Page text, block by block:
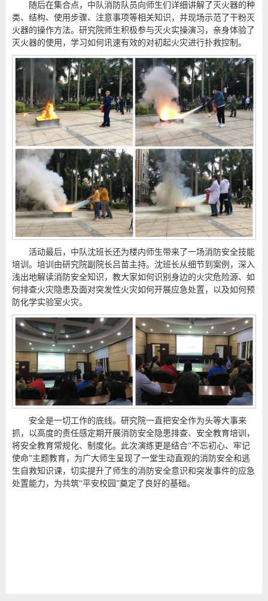
随后在集合点，中队消防队员向师生们详细讲解了灭火器的种
类、结构、使用步骤、注意事项等相关知识，并现场示范了干粉灭
火器的操作方法。研究院师生积极参与灭火实操演习，亲身体验了
灭火器的使用，学习如何讯速有效的对初起火灾进行扑救控制。
活动最后，中队沈班长还为楼内师生带来了一场消防安全技能
培训。培训由研究院副院长吕苗主持。沈班长从细节到案例，深入
浅出地解读消防安全知识，教大家如何识别身边的火灾危险源、如
何排查火灾隐患及面对突发性火灾如何开展应急处置，以及如何预
防化学实验室火灾。
安全是一切工作的底线。研究院一直把安全作为头等大事来
抓，以高度的责任感定期开展消防安全隐患排查、安全教育培训，
将安全教育常规化、制度化。此次演练更是结合“不忘初心、牢记
使命”主题教育，为广大师生呈现了一堂生动直观的消防安全和逃
生自救知识课，切实提升了师生的消防安全意识和突发事件的应急
处置能力，为共筑“平安校园”奠定了良好的基础。